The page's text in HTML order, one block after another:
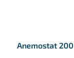
Anemostat